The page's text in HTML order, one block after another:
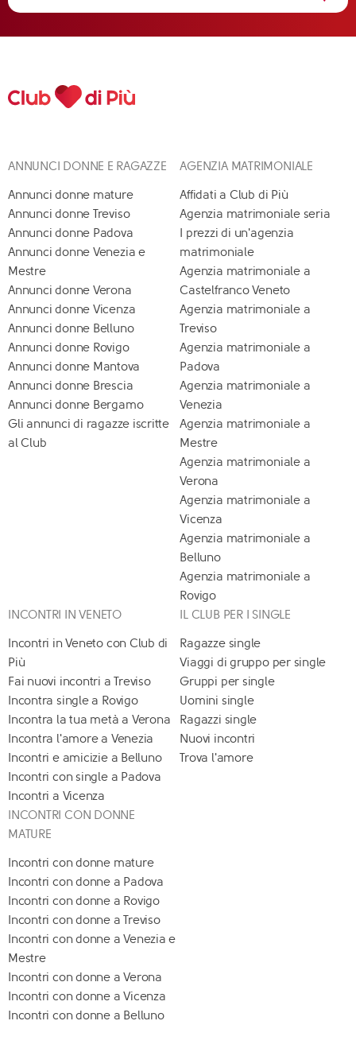
ANNUNCI DONNE E RAGAZZE
Annunci donne mature
Annunci donne Treviso
Annunci donne Padova
Annunci donne Venezia e
Mestre
Annunci donne Verona
Annunci donne Vicenza
Annunci donne Belluno
Annunci donne Rovigo
Annunci donne Mantova
Annunci donne Brescia
Annunci donne Bergamo
Gli annunci di ragazze iscritte
al Club
AGENZIA MATRIMONIALE
Affidati a Club di Più
Agenzia matrimoniale seria
I prezzi di un'agenzia
matrimoniale
Agenzia matrimoniale a
Castelfranco Veneto
Agenzia matrimoniale a
Treviso
Agenzia matrimoniale a
Padova
Agenzia matrimoniale a
Venezia
Agenzia matrimoniale a
Mestre
Agenzia matrimoniale a
Verona
Agenzia matrimoniale a
Vicenza
Agenzia matrimoniale a
Belluno
Agenzia matrimoniale a
Rovigo
INCONTRI IN VENETO
Incontri in Veneto con Club di
Più
Fai nuovi incontri a Treviso
Incontra single a Rovigo
Incontra la tua metà a Verona
Incontra l'amore a Venezia
Incontri e amicizie a Belluno
Incontri con single a Padova
Incontri a Vicenza
IL CLUB PER I SINGLE
Ragazze single
Viaggi di gruppo per single
Gruppi per single
Uomini single
Ragazzi single
Nuovi incontri
Trova l'amore
INCONTRI CON DONNE
MATURE
Incontri con donne mature
Incontri con donne a Padova
Incontri con donne a Rovigo
Incontri con donne a Treviso
Incontri con donne a Venezia e
Mestre
Incontri con donne a Verona
Incontri con donne a Vicenza
Incontri con donne a Belluno